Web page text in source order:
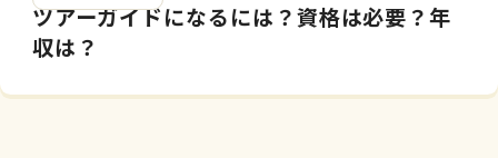
ツアーガイドになるには？資格は必要？年
収は？